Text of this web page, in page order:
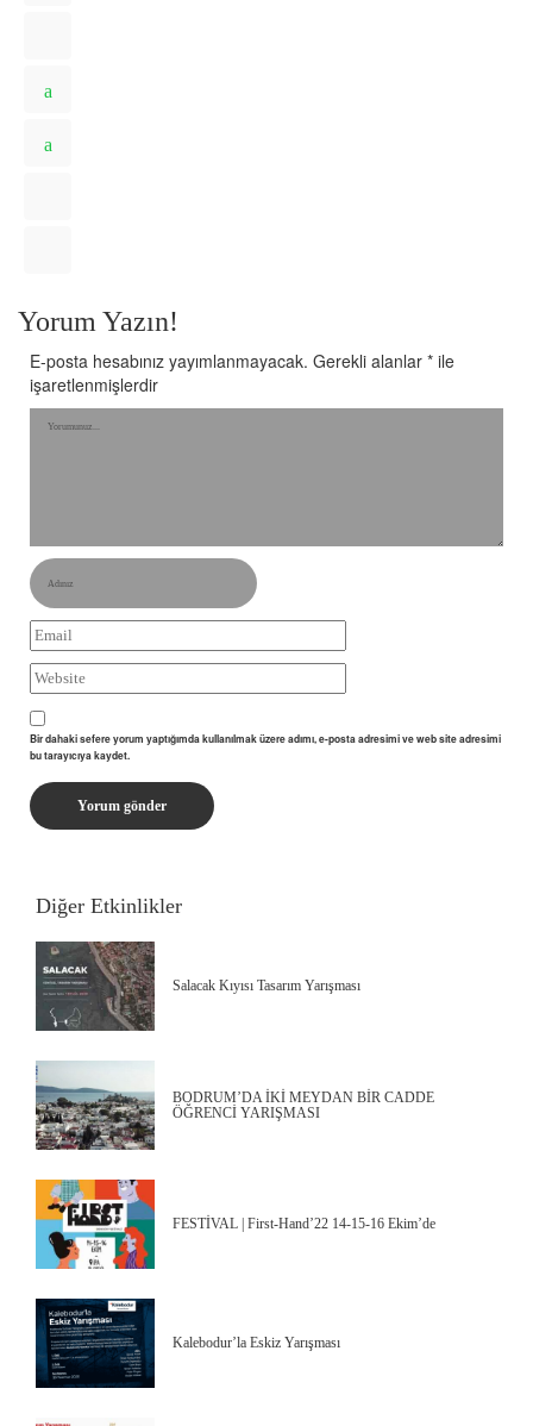
Yorum Yazın!
E-posta hesabınız yayımlanmayacak. Gerekli alanlar * ile
işaretlenmişlerdir
Bir dahaki sefere yorum yaptığımda kullanılmak üzere adımı, e-posta adresimi ve web site adresimi
bu tarayıcıya kaydet.
Diğer Etkinlikler
Salacak Kıyısı Tasarım Yarışması
BODRUM’DA İKİ MEYDAN BİR CADDE
ÖĞRENCİ YARIŞMASI
FESTİVAL | First-Hand’22 14-15-16 Ekim’de
Kalebodur’la Eskiz Yarışması